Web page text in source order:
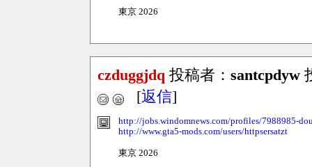
東京 2026
czduggjdq 投稿者： santcpdyw
[返信]
http://jobs.windomnews.com/profiles/7988985-
http://www.gta5-mods.com/users/httpsersatzt
東京 2026